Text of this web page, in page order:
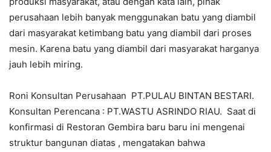
perusahaan lebih banyak menggunakan batu yang diambil
dari masyarakat ketimbang batu yang diambil dari proses
mesin. Karena batu yang diambil dari masyarakat harganya
jauh lebih miring.
Roni Konsultan Perusahaan PT.PULAU BINTAN BESTARI.
Konsultan Perencana : PT.WASTU ASRINDO RIAU. Saat di
konfirmasi di Restoran Gembira baru baru ini mengenai
struktur bangunan diatas , mengatakan bahwa